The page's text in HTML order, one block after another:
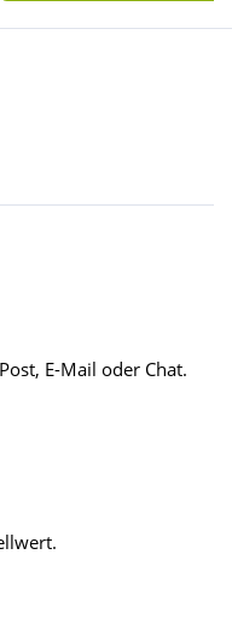
E-Mail oder Chat.